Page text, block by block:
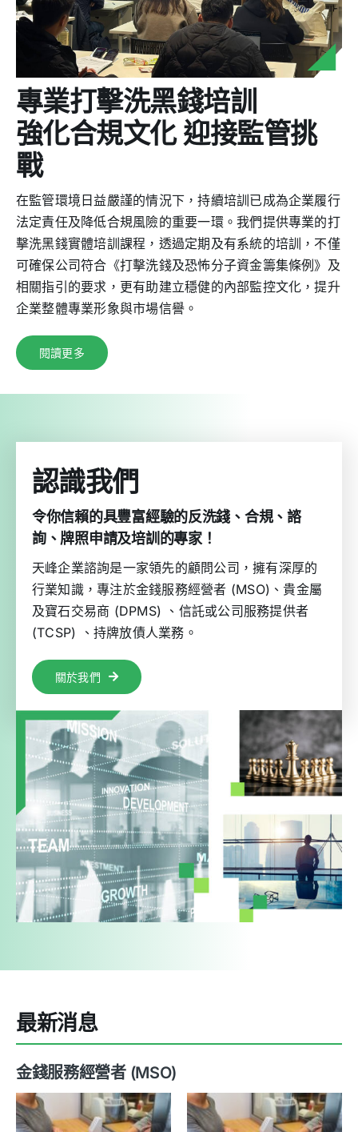
專業打擊洗黑錢培訓
強化合規文化 迎接監管挑
戰
在監管環境日益嚴謹的情況下，持續培訓已成為企業履行
法定責任及降低合規風險的重要一環。我們提供專業的打
擊洗黑錢實體培訓課程，透過定期及有系統的培訓，不僅
可確保公司符合《打擊洗錢及恐怖分子資金籌集條例》及
相關指引的要求，更有助建立穩健的內部監控文化，提升
企業整體專業形象與市場信譽。
閱讀更多
認識我們
令你信賴的具豐富經驗的反洗錢、合規、諮
詢、牌照申請及培訓的專家！
天峰企業諮詢是一家領先的顧問公司，擁有深厚的
行業知識，專注於金錢服務經營者 (MSO)、貴金屬
及寶石交易商 (DPMS) 、信託或公司服務提供者
(TCSP) 、持牌放債人業務。
關於我們
最新消息
金錢服務經營者 (MSO)